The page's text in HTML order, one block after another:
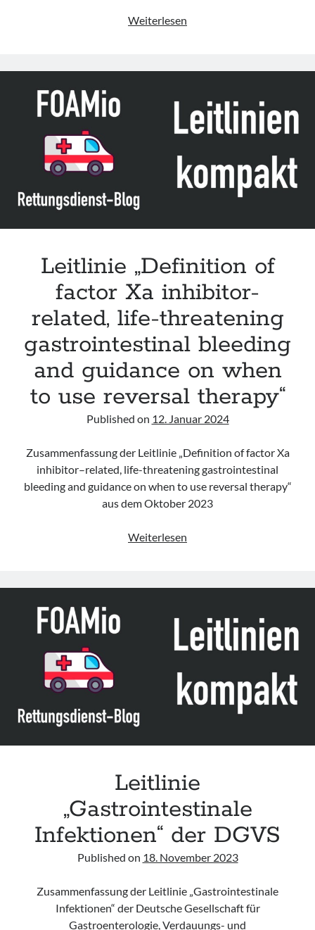
Weiterlesen
Gastroenteritis
Säuglings-,
Kindes-
und
der
GPGE
Leitlinie „Definition of
factor Xa inhibitor-
related, life-threatening
gastrointestinal bleeding
and guidance on when
to use reversal therapy“
Published on 12. Januar 2024
Zusammenfassung der Leitlinie „Definition of factor Xa
inhibitor–related, life-threatening gastrointestinal
bleeding and guidance on when to use reversal therapy“
aus dem Oktober 2023
Weiterlesen
factor
inhibitor-
related,
life-
gastrointestinal
bleeding
to
use
reversal
therapy“
Leitlinie
„Gastrointestinale
Infektionen“ der DGVS
Published on 18. November 2023
Zusammenfassung der Leitlinie „Gastrointestinale
Infektionen“ der Deutsche Gesellschaft für
Gastroenterologie, Verdauungs- und